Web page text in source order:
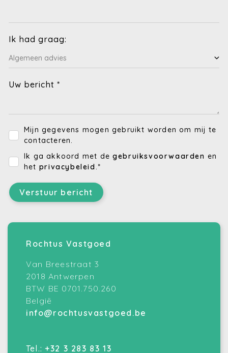
Ik had graag:
Uw bericht *
Mijn gegevens mogen gebruikt worden om mij te
contacteren.
Ik ga akkoord met degebruiksvoorwaarden en
het privacybeleid.*
Verstuur bericht
Rochtus Vastgoed
Van Breestraat 3
2018 Antwerpen
BTW BE 0701.750.260
België
info@rochtusvastgoed.be
Tel.: +32 3 283 83 13